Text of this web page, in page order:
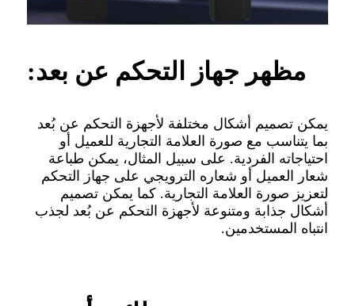
مظهر جهاز التحكم عن بعد:
يمكن تصميم أشكال مختلفة لأجهزة التحكم عن بُعد
بما يتناسب مع صورة العلامة التجارية للعميل أو
احتياجاته الفردية. على سبيل المثال، يمكن طباعة
شعار العميل أو شعاره الترويجي على جهاز التحكم
لتعزيز صورة العلامة التجارية. كما يمكن تصميم
أشكال جذابة ومتنوعة لأجهزة التحكم عن بُعد لجذب
انتباه المستخدمين.